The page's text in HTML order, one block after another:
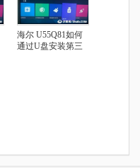
海尔 U55Q81如何
通过U盘安装第三